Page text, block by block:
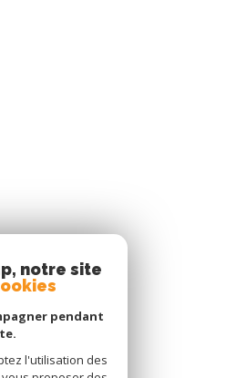
notre site
pendant
l'utilisation des